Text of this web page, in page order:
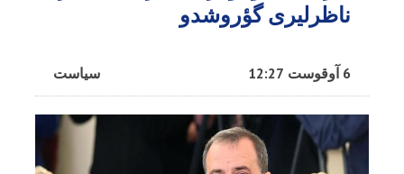
ناظرلیری گؤروشدو
سیاست 6 آوقوست 12:27